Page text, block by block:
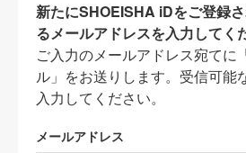
新たにSHOEISHA iDをご登録
るメールアドレスを入力してく
ご入力のメールアドレス宛てに
ル」をお送りします。受信可能
入力してください。
メールアドレス